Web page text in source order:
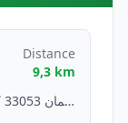
Distance
9,3 km
33°22′57″N 4°49′59″W .مسجد ايت فريكو كيكو بولمان 33053 كيكو. بولمان Morocco